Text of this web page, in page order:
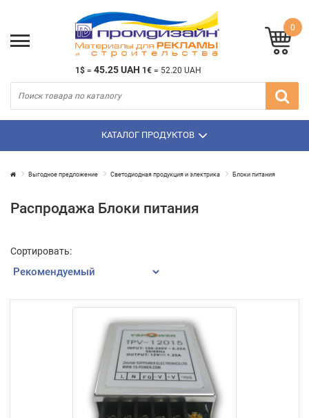
1$ = 45.25 UAH 1€ = 52.20 UAH
0
КАТАЛОГ ПРОДУКТОВ
Выгодное предложение Светодиодная продукция и электрика Блоки питания
Распродажа Блоки питания
Сортировать: